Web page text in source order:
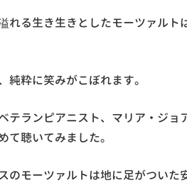
れる生き生きとしたモーツァルト
純粋に笑みがこぼれます。
テランピアニスト、マリア・ジョ
て聴いてみました。
のモーツァルトは地に足がついた